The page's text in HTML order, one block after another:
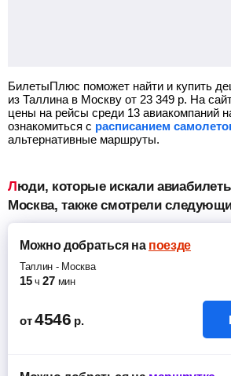
БилетыПлюс поможет найти и купить
из Таллина в Москву от 23 349 р. На
цены на рейсы среди 13 авиакомпаний
ознакомиться с расписанием
альтернативные маршруты.
Люди, которые искали авиабилеты Таллин –
Москва, также смотрели
Можно добратьсяна поезде
Таллин - Москва
15 ч 27 мин
от 4546 р.